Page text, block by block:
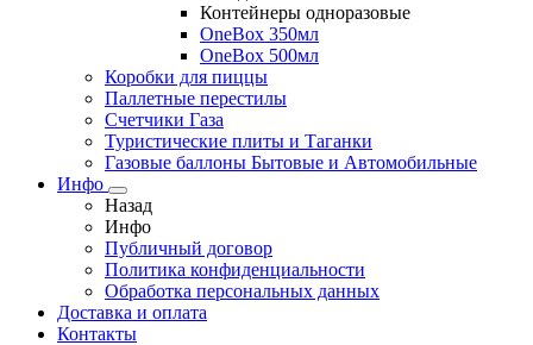
Контейнеры одноразовые
OneBox 350мл
OneBox 500мл
Коробки для пиццы
Паллетные перестилы
Счетчики Газа
Туристические плиты и Таганки
Газовые баллоны Бытовые и Автомобильные
Инфо
Назад
Инфо
Публичный договор
Политика конфиденциальности
Обработка персональных данных
Доставка и оплата
Контакты